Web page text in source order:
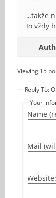
…takže
to vždy
Viewing 15
Reply To:
Your
Name
Mail
Website: